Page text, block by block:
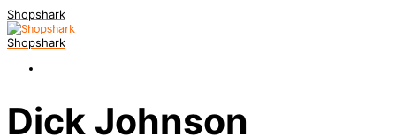
Shopshark
Shopshark
Dick Johnson